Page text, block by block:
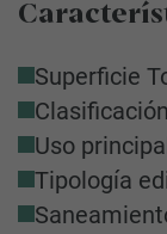
Superficie
Uso
Tipología